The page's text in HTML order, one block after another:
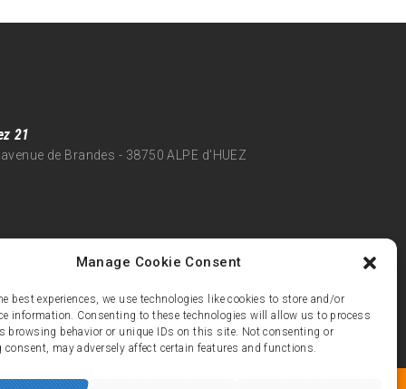
Manage Cookie Consent
best experiences, we use technologies like cookies to store and/or
information. Consenting to these technologies will allow us to process
browsing behavior or unique IDs on this site. Not consenting or
may adversely affect certain features and functions.
21
de Brandes - 38750 ALPE d'HUEZ